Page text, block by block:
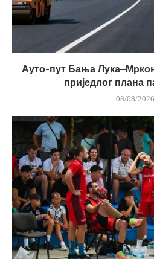
Ауто-пут Бања
приједлог плана
08/08/2026